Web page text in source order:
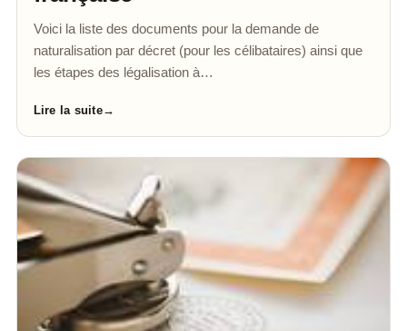
Voici la liste des documents pour la demande de
naturalisation par décret (pour les célibataires) ainsi que
les étapes des légalisation à…
Lire la suite→